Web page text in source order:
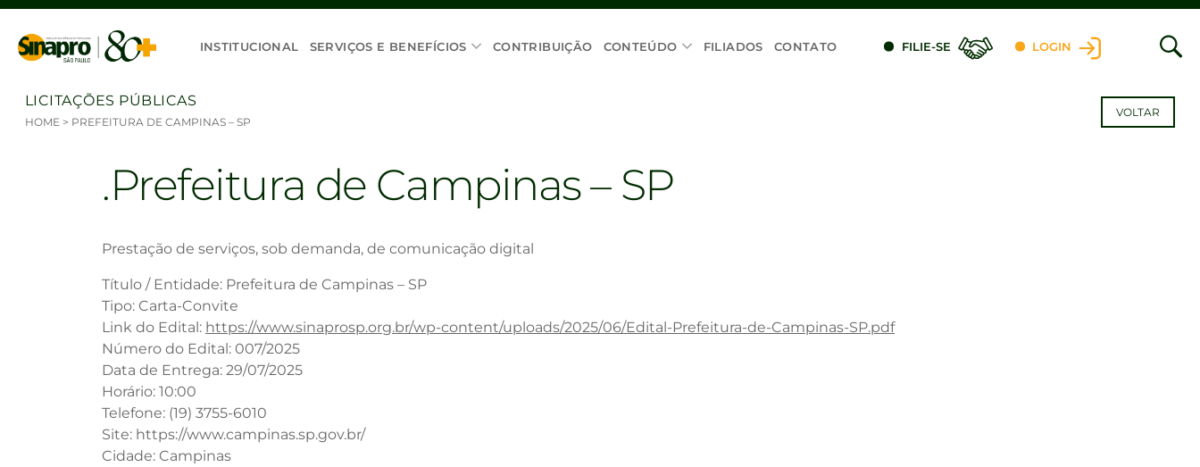
Ir para o conteúdo
INSTITUCIONAL SERVIÇOS E BENEFÍCIOS CONTRIBUIÇÃO CONTEÚDO FILIADOS CONTATO FILIE-SE LOGIN
LICITAÇÕES PÚBLICAS
HOME > PREFEITURA DE CAMPINAS – SP
VOLTAR
Prefeitura de Campinas – SP
Prestação de serviços, sob demanda, de comunicação digital
Título / Entidade: Prefeitura de Campinas – SP
Tipo: Carta-Convite
Link do Edital: https://www.sinaprosp.org.br/wp-content/uploads/2025/06/Edital-Prefeitura-de-Campinas-SP.pdf
Número do Edital: 007/2025
Data de Entrega: 29/07/2025
Horário: 10:00
Telefone: (19) 3755-6010
Site: https://www.campinas.sp.gov.br/
Cidade: Campinas